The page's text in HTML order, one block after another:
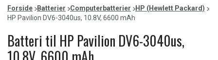
0
of
1
Forside Batterier Computerbatterier
HP (Hewlett Packard)
HP Pavilion DV6-3040us, 10.8V, 6600 mAh
Batteri til HP Pavilion DV6-3040us,